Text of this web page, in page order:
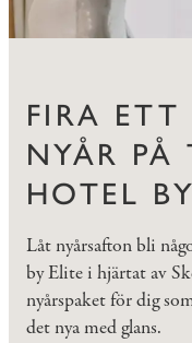
FIRA ETT
NYÅR PÅ
HOTEL
Låt nyårsafton bli
by Elite i hjärtat av
nyårspaket för dig
det nya med glans.